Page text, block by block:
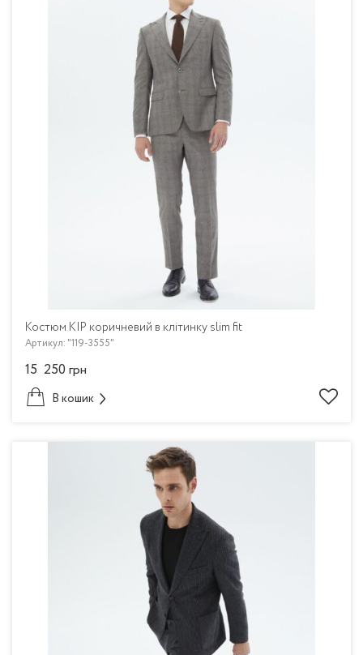
Костюм KIP коричневий в клітинку slim fit
Артикул: "119-3555"
15 250грн
В кошик